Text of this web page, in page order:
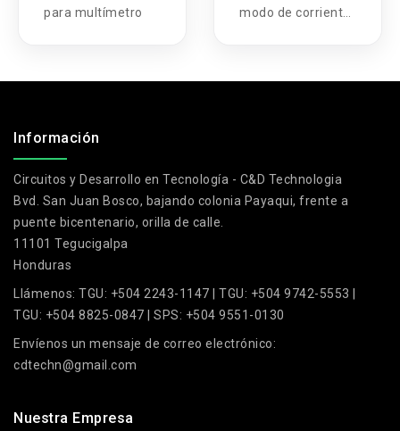
para multímetro
modo de corriente
7
Información
Circuitos y Desarrollo en Tecnología - C&D Technologia
Bvd. San Juan Bosco, bajando colonia Payaqui, frente a
puente bicentenario, orilla de calle.
11101 Tegucigalpa
Honduras
Llámenos: TGU: +504 2243-1147 | TGU: +504 9742-5553 |
TGU: +504 8825-0847 | SPS: +504 9551-0130
Envíenos un mensaje de correo electrónico:
cdtechn@gmail.com
Nuestra Empresa